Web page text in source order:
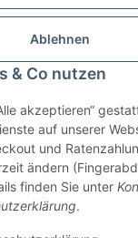
Ablehnen
& Co nutzen
akzeptieren“
auf unserer
und
ändern
finden Sie unter
.
Vertrag widerrufen